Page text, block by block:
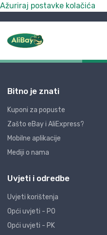
Ažuriraj postavke kolačića
Bitno je znati
Kuponi za popuste
Zašto eBay i AliExpress?
Mobilne aplikacije
Mediji o nama
Uvjeti i odredbe
Uvjeti korištenja
Opći uvjeti - PO
Opći uvjeti - PK